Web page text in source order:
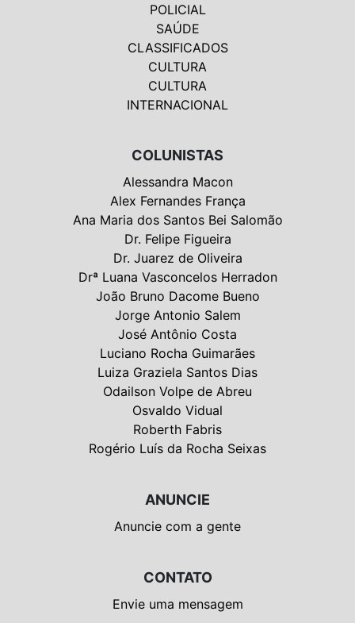
POLICIAL
SAÚDE
CLASSIFICADOS
CULTURA
CULTURA
INTERNACIONAL
COLUNISTAS
Alessandra Macon
Alex Fernandes França
Ana Maria dos Santos Bei Salomão
Dr. Felipe Figueira
Dr. Juarez de Oliveira
Drª Luana Vasconcelos Herradon
João Bruno Dacome Bueno
Jorge Antonio Salem
José Antônio Costa
Luciano Rocha Guimarães
Luiza Graziela Santos Dias
Odailson Volpe de Abreu
Osvaldo Vidual
Roberth Fabris
Rogério Luís da Rocha Seixas
ANUNCIE
Anuncie com a gente
CONTATO
Envie uma mensagem